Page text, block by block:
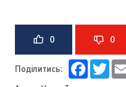
0 0
Поділитись: Facebook